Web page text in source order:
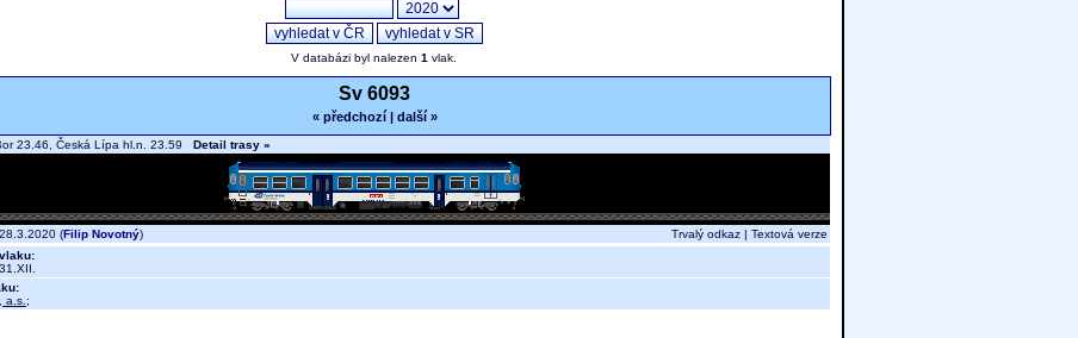
V databázi byl nalezen 1 vlak.
Sv 6093
« předchozí| další »
23.46, Česká Lípa hl.n. 23.59 Detail trasy »
28.3.2020 (Filip Novotný) Trvalý odkaz | Textová verze
a.s. ;